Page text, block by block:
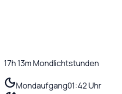
17h 13mMondlichtstunden
Mondaufgang01:42 Uhr